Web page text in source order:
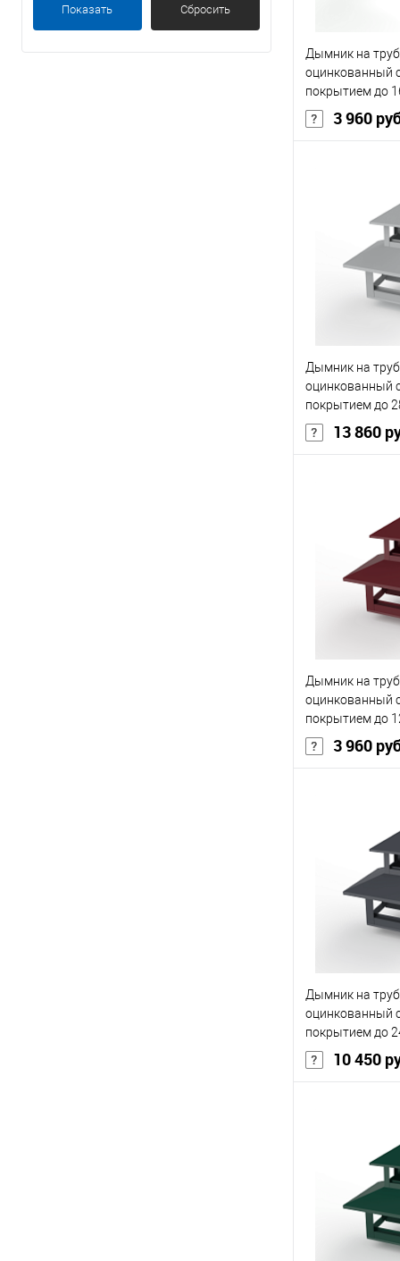
красный
Показать Сбросить
Дымник на
оцинкованный
покрытием до
3 960
Купить в 1
В избранное
Дымник на
оцинкованный
покрытием до
13 860
Купить в 1
В избранное
Дымник на
оцинкованный
покрытием до
3 960
Купить в 1
В избранное
Дымник на
оцинкованный
покрытием до
10 450
Купить в 1
В избранное